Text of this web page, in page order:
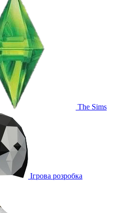
The Sims
Ігрова розробка